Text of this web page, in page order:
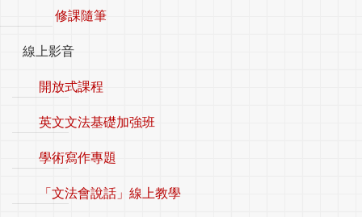
修課隨筆
線上影音
開放式課程
英文文法基礎加強班
學術寫作專題
「文法會說話」線上教學